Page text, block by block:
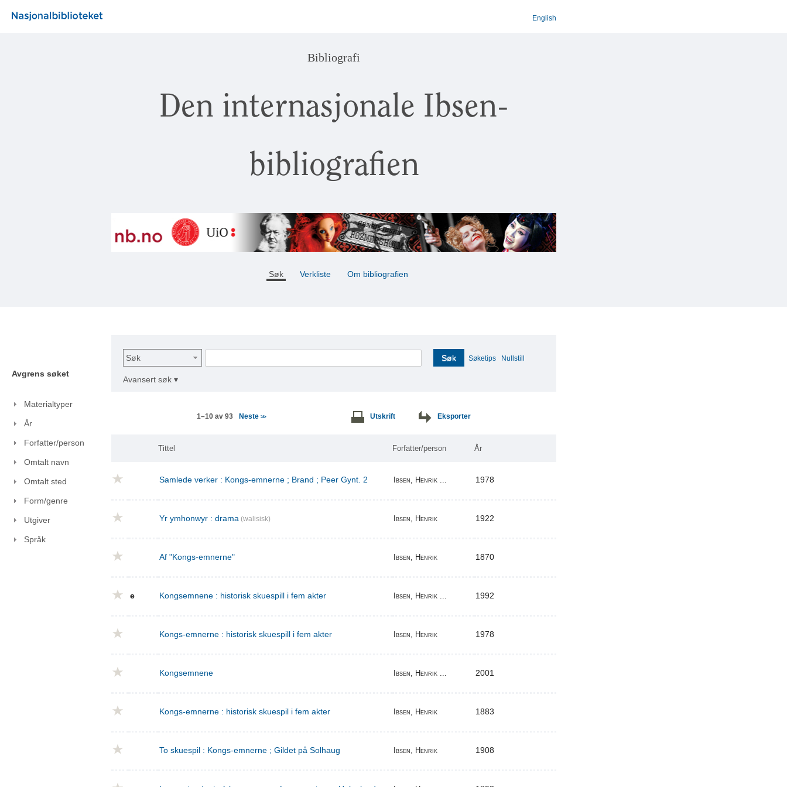
English
Bibliografi
Den internasjonale Ibsen-
bibliografien
Søk Verkliste Om bibliografien
Avgrens søket
Materialtyper
År
Forfatter/person
Omtalt navn
Omtalt sted
Form/genre
Utgiver
Språk
Søk Søk Søketips Nullstill
Avansert søk ▾
1–10 av 93 Neste>> Utskrift Eksporter
Tittel Forfatter/person År
Samlede verker : Kongs-emnerne ; Brand ; Peer Gynt. 2 Ibsen, Henrik ... 1978
Yr ymhonwyr : drama (walisisk) Ibsen, Henrik 1922
Af "Kongs-emnerne" Ibsen, Henrik 1870
e Kongsemnene : historisk skuespill i fem akter Ibsen, Henrik ... 1992
Kongs-emnerne : historisk skuespill i fem akter Ibsen, Henrik 1978
Kongsemnene Ibsen, Henrik ... 2001
Kongs-emnerne : historisk skuespil i fem akter Ibsen, Henrik 1883
To skuespil : Kongs-emnerne ; Gildet på Solhaug Ibsen, Henrik 1908